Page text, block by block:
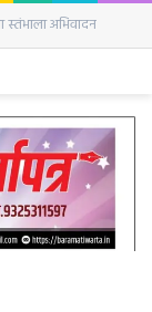
घोडे दाखल